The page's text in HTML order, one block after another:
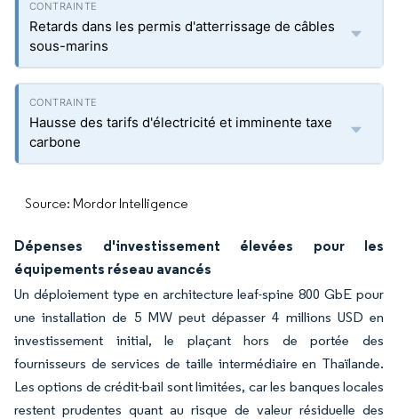
Retards dans les permis d'atterrissage de câbles
sous-marins
Hausse des tarifs d'électricité et imminente taxe
carbone
Source: Mordor Intelligence
Dépenses d'investissement élevées pour les
équipements réseau avancés
Un déploiement type en architecture leaf-spine 800 GbE pour
une installation de 5 MW peut dépasser 4 millions USD en
investissement initial, le plaçant hors de portée des
fournisseurs de services de taille intermédiaire en Thaïlande.
Les options de crédit-bail sont limitées, car les banques locales
restent prudentes quant au risque de valeur résiduelle des